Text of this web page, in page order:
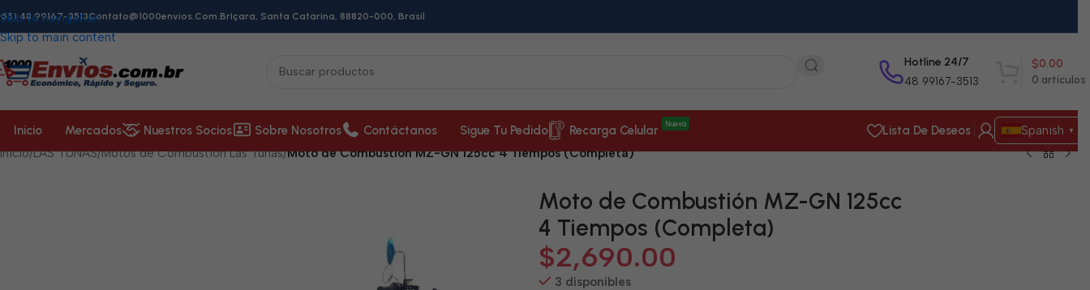
Skip to navigation
Skip to main content
48 99167-3513Contato@1000envios.com.brIçara, Santa Catarina, 88820-000, Brasil
Hotline 24/7
48 99167-3513 0 artículos
$0.00
Inicio Mercados Nuestros Socios Sobre Nosotros Contáctanos Sigue Tu Pedido Recarga Celular Nueva Lista De Deseos Spanish ▼
Inicio/LAS TUNAS/Motos de Combustión Las Tunas/Moto de Combustión MZ-GN 125cc 4 Tiempos (Completa)
Moto de Combustión MZ-GN 125cc
4 Tiempos (Completa)
$2,690.00
3 disponibles